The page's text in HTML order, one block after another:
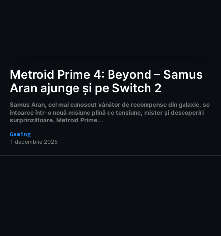
Metroid Prime 4: Beyond – Samus
Aran ajunge și pe Switch 2
Samus Aran, cel mai cunoscut vânător de recompense din galaxie, se
întoarce într-o nouă misiune plină de tensiune, mister și descoperiri
surprinzătoare. Metroid Prime...
Gaming
1 decembrie 2025